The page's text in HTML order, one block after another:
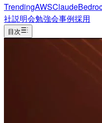
TrendingAWSClaude
社説明会勉強会事例採用
目次